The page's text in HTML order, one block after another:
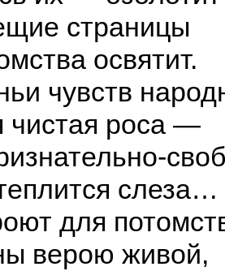
страницы
освятит.
чувств
чистая роса —
слеза…
для
верою живой,